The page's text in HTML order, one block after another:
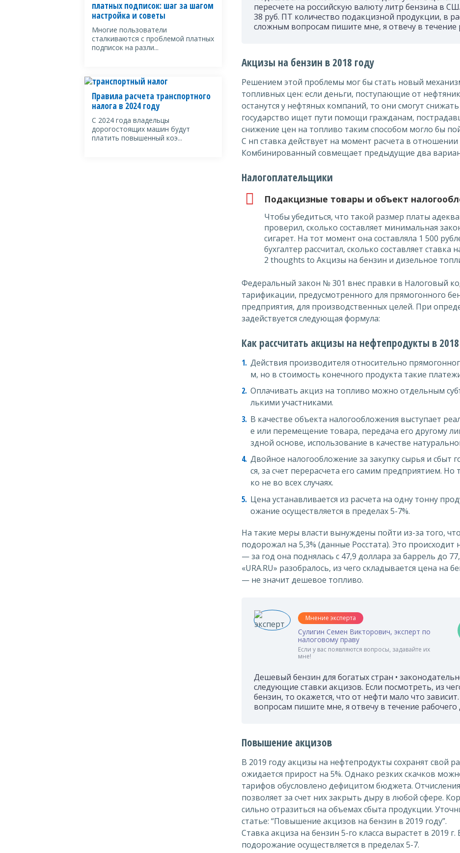
пересчете на российскую валюту литр бензина в
38 руб. ПТ количество подакцизной продукции, в
сложным вопросам пишите мне, я отвечу в течение
Акцизы на бензин в 2018 году
Решением этой проблемы мог бы стать новый
топливных цен: если деньги, поступающие от
останутся у нефтяных компаний, то они смогут
государство ищет пути помощи гражданам,
снижение цен на топливо таким способом могло бы
С нп ставка действует на момент расчета в
Комбинированный совмещает предыдущие два
Налогоплательщики
Подакцизные товары и объект
Чтобы убедиться, что такой размер платы
проверил, сколько составляет минимальная
сигарет. На тот момент она составляла 1 500
бухгалтер рассчитал, сколько составляет ставка
2 thoughts to Акцизы на бензин и дизельное
Федеральный закон № 301 внес правки в Налоговый
тарификации, предусмотренного для прямогонного
предприятия, для производственных целей. При
задействуется следующая формула:
Как рассчитать акцизы на нефтепродукты в
Действия производителя относительно
м, но в стоимость конечного продукта такие
Оплачивать акциз на топливо можно отдельным
лькими участниками.
В качестве объекта налогообложения выступает
е или перемещение товара, передача его другому
здной основе, использование в качестве
Двойное налогообложение за закупку сырья и сбыт
ся, за счет перерасчета его самим предприятием.
ко не во всех случаях.
Цена устанавливается из расчета на одну тонну
ожание осуществляется в пределах 5-7%.
На такие меры власти вынуждены пойти из-за того,
подорожал на 5,3% (данные Росстата). Это
— за год она поднялась с 47,9 доллара за баррель до
«URA.RU» разобралось, из чего складывается цена на
— не значит дешевое топливо.
Мнение эксперта
Сулигин Семен Викторович, эксперт по
налоговому праву
Если у вас появляются вопросы, задавайте их
мне!
Дешевый бензин для богатых стран •
следующие ставки акцизов. Если посмотреть, из
бензин, то окажется, что от нефти мало что
вопросам пишите мне, я отвечу в течение рабочего
Повышение акцизов
В 2019 году акцизы на нефтепродукты сохранят свой
ожидается прирост на 5%. Однако резких скачков
тарифов обусловлено дефицитом бюджета.
позволяет за счет них закрыть дыру в любой сфере.
сильно отразиться на объемах сбыта продукции.
статье: “Повышение акцизов на бензин в 2019 году”.
Ставка акциза на бензин 5-го класса вырастет в 2019
подорожание осуществляется в пределах 5-7.
платных подписок: шаг за шагом
настройка и советы
Многие пользователи
сталкиваются с проблемой платных
подписок на разли...
Правила расчета транспортного
налога в 2024 году
С 2024 года владельцы
дорогостоящих машин будут
платить повышенный коэ...